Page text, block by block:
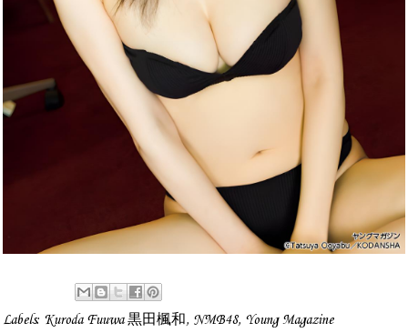
Labels: Kuroda Fuuwa 黒田楓和, NMB48, Young Magazine